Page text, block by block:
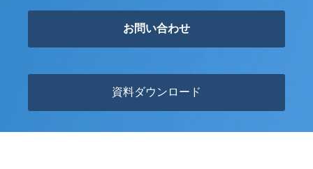
お問い合わせ
資料ダウンロード